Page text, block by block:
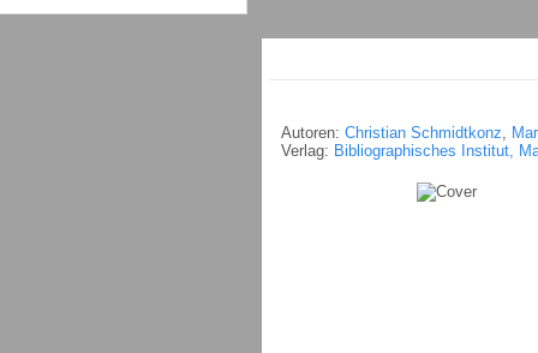
Autoren: Christian Schmidtkonz,
Verlag: Bibliographisches Institut,